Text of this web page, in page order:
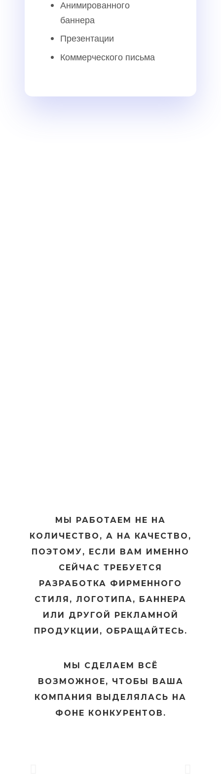
Анимированного
баннера
Презентации
Коммерческого письма
МЫ РАБОТАЕМ НЕ НА
КОЛИЧЕСТВО, А НА КАЧЕСТВО,
ПОЭТОМУ, ЕСЛИ ВАМ ИМЕННО
СЕЙЧАС ТРЕБУЕТСЯ
РАЗРАБОТКА ФИРМЕННОГО
СТИЛЯ, ЛОГОТИПА, БАННЕРА
ИЛИ ДРУГОЙ РЕКЛАМНОЙ
ПРОДУКЦИИ, ОБРАЩАЙТЕСЬ.
МЫ СДЕЛАЕМ ВСЁ
ВОЗМОЖНОЕ, ЧТОБЫ ВАША
КОМПАНИЯ ВЫДЕЛЯЛАСЬ НА
ФОНЕ КОНКУРЕНТОВ.